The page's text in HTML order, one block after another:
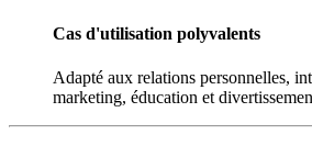
Cas d'utilisation polyvalents
Adapté aux relations personnelles,
marketing, éducation et